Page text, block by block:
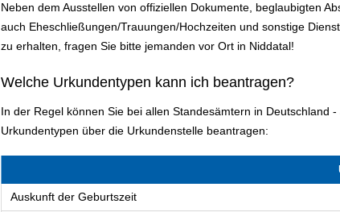
Neben dem Ausstellen von offiziellen Dokumente, beglaubigten
auch Eheschließungen/Trauungen/Hochzeiten und sonstige
zu erhalten, fragen Sie bitte jemanden vor Ort in Niddatal!
Welche Urkundentypen kann ich beantragen?
In der Regel können Sie bei allen Standesämtern in
Urkundentypen über die Urkundenstelle beantragen:
Auskunft der Geburtszeit